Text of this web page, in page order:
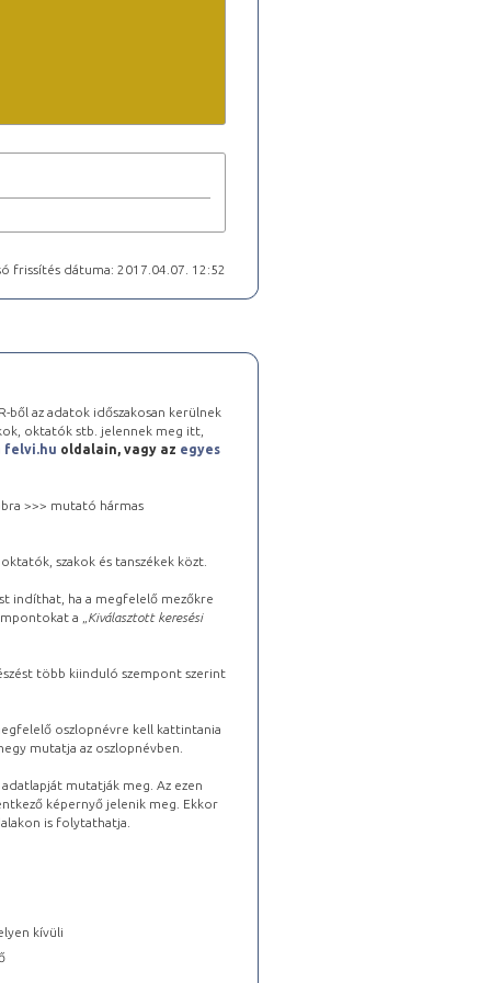
frissítés dátuma: 2017.04.07. 12:52
ből az adatok időszakosan kerülnek
oktatók stb. jelennek meg itt,
felvi.hu oldalain, vagy az egyes
>>> mutató hármas
szakok és tanszékek közt.
indíthat, ha a megfelelő mezőkre
a „ Kiválasztott keresési
több kiinduló szempont szerint
oszlopnévre kell kattintania
mutatja az oszlopnévben.
mutatják meg. Az ezen
képernyő jelenik meg. Ekkor
is folytathatja.
kívüli